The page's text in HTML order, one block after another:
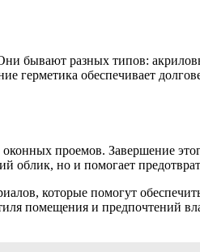
бывают разных типов:
герметика обеспечивает
проемов. Завершение
облик, но и помогает
которые помогут
помещения и предпочтений